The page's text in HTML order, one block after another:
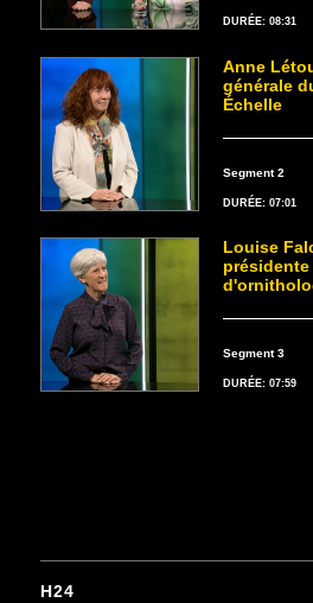
DURÉE: 08:31
Anne
générale
Échelle
Segment 2
DURÉE: 07:01
Louise
Segment 3
DURÉE: 07:59
H24